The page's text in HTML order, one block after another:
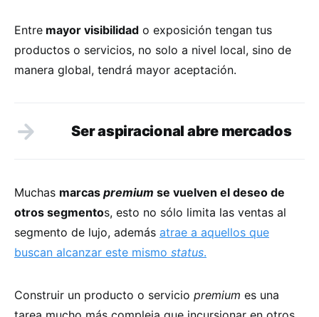
Entre mayor visibilidad o exposición tengan tus
productos o servicios, no solo a nivel local, sino de
manera global, tendrá mayor aceptación.
Ser aspiracional abre mercados
Muchas marcas premium se vuelven el deseo de
otros segmentos, esto no sólo limita las ventas al
segmento de lujo, además atrae a aquellos que
buscan alcanzar este mismo status.
Construir un producto o servicio premium es una